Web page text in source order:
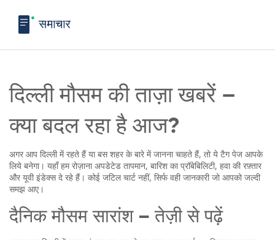
दिल्ली मौसम की ताज़ा खबरें –
क्या बदल रहा है आज?
अगर आप दिल्ली में रहते हैं या बस शहर के बारे में जानना चाहते हैं, तो ये टैग पेज आपके
लिये बनेगा। यहाँ हम रोज़ाना अपडेटेड तापमान, बारिश का प्रॉबेबिलिटी, हवा की रफ़्तार
और यूवी इंडेक्स दे रहे हैं। कोई जटिल चार्ट नहीं, सिर्फ वही जानकारी जो आपको जल्दी
समझ आए।
दैनिक मौसम सारांश – तेज़ी से पढ़ें